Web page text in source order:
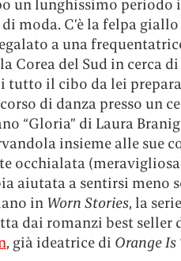
un lunghissimo periodo
moda. C’è la felpa
a una
Corea del Sud in cerca
tutto il cibo da lei
di danza presso un
“Gloria” di Laura
insieme alle sue
occhialata
aiutata a sentirsi meno
in Worn Stories, la
dai romanzi best seller
, già ideatrice di Orange Is